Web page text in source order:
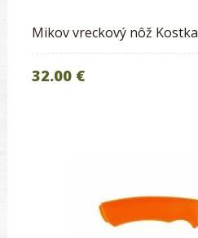
Mikov vreckový nôž Kostka
32.00 €